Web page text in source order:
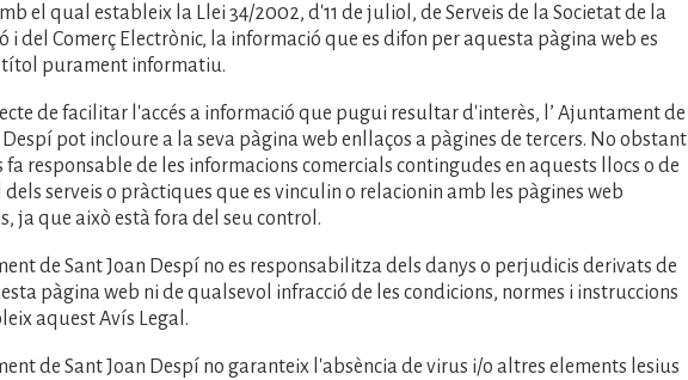
el qual estableix la Llei 34/2002, d'11 de juliol, de Serveis de la Societat de la
i del Comerç Electrònic, la informació que es difon per aquesta pàgina web es
purament informatiu.
de facilitar l'accés a informació que pugui resultar d'interès, l’ Ajuntament de
Despí pot incloure a la seva pàgina web enllaços a pàgines de tercers. No obstant
fa responsable de les informacions comercials contingudes en aquests llocs o de
serveis o pràctiques que es vinculin o relacionin amb les pàgines web
ja que això està fora del seu control.
de Sant Joan Despí no es responsabilitza dels danys o perjudicis derivats de
pàgina web ni de qualsevol infracció de les condicions, normes i instruccions
aquest Avís Legal.
de Sant Joan Despí no garanteix l'absència de virus i/o altres elements lesius